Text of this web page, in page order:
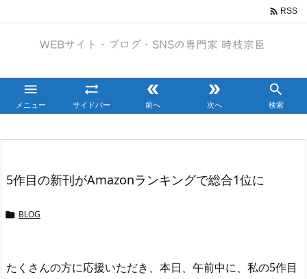

メニュー

サイドバー

前へ

次へ

検索
 RSS
5作目の新刊がAmazonランキングで総合1位に
 BLOG
たくさんの方に応援いただき、本日、午前中に、私の5作目